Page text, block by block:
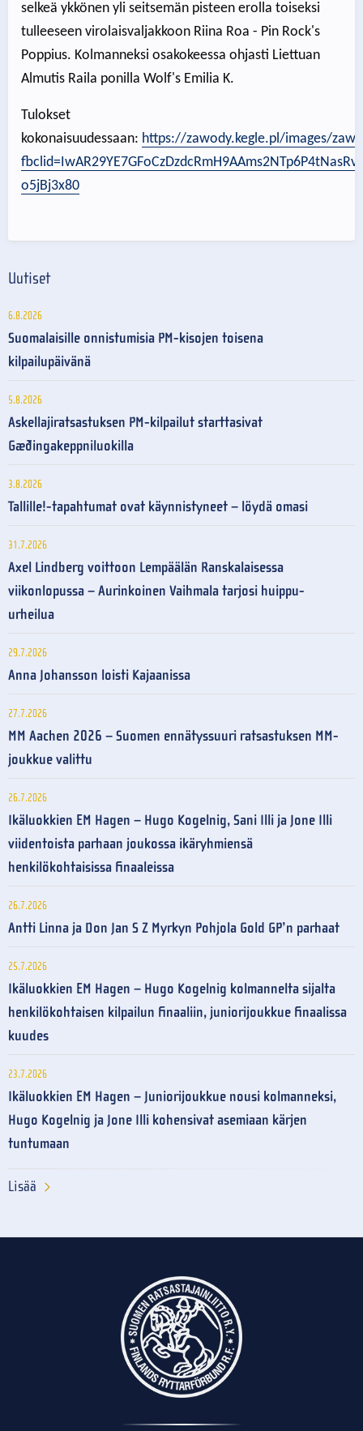
selkeä ykkönen yli seitsemän pisteen erolla toiseksi
tulleeseen virolaisvaljakkoon Riina Roa - Pin Rock's
Poppius. Kolmanneksi osakokeessa ohjasti Liettuan
Almutis Raila ponilla Wolf's Emilia K.
Tulokset
kokonaisuudessaan: https://zawody.kegle.pl/images/
o5jBj3x80
Uutiset
6.8.2026
Suomalaisille onnistumisia PM-kisojen toisena
kilpailupäivänä
5.8.2026
Askellajiratsastuksen PM-kilpailut starttasivat
Gæðingakeppniluokilla
3.8.2026
Tallille!-tapahtumat ovat käynnistyneet – löydä omasi
31.7.2026
Axel Lindberg voittoon Lempäälän Ranskalaisessa
viikonlopussa – Aurinkoinen Vaihmala tarjosi huippu-
urheilua
29.7.2026
Anna Johansson loisti Kajaanissa
27.7.2026
MM Aachen 2026 – Suomen ennätyssuuri ratsastuksen MM-
joukkue valittu
26.7.2026
Ikäluokkien EM Hagen – Hugo Kogelnig, Sani Illi ja Jone Illi
viidentoista parhaan joukossa ikäryhmiensä
henkilökohtaisissa finaaleissa
26.7.2026
Antti Linna ja Don Jan S Z Myrkyn Pohjola Gold GP’n parhaat
25.7.2026
Ikäluokkien EM Hagen – Hugo Kogelnig kolmannelta sijalta
henkilökohtaisen kilpailun finaaliin, juniorijoukkue finaalissa
kuudes
23.7.2026
Ikäluokkien EM Hagen – Juniorijoukkue nousi kolmanneksi,
Hugo Kogelnig ja Jone Illi kohensivat asemiaan kärjen
tuntumaan
Lisää